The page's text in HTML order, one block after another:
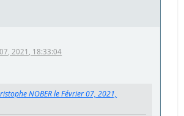
2021, 18:33:04
NOBER le Février 07, 2021,